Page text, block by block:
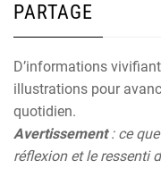
PARTAGE
D’informations
illustrations pour
quotidien.
Avertissement: ce
réflexion et le ressenti